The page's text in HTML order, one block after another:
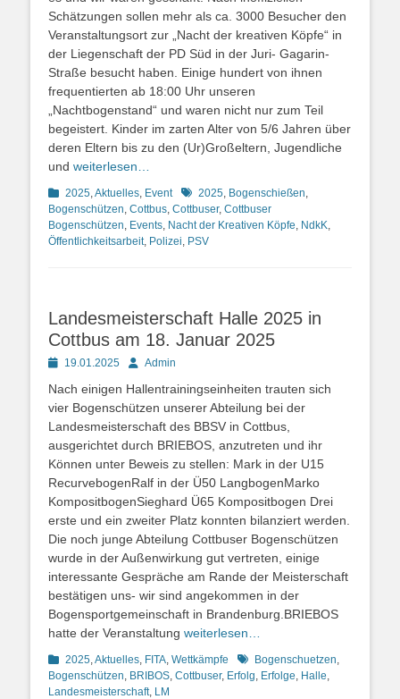
Schätzungen sollen mehr als ca. 3000 Besucher den
Veranstaltungsort zur „Nacht der kreativen Köpfe“ in
der Liegenschaft der PD Süd in der Juri- Gagarin-
Straße besucht haben. Einige hundert von ihnen
frequentierten ab 18:00 Uhr unseren
„Nachtbogenstand“ und waren nicht nur zum Teil
begeistert. Kinder im zarten Alter von 5/6 Jahren über
deren Eltern bis zu den (Ur)Großeltern, Jugendliche
und weiterlesen…
Kategorien
2025,Aktuelles, Event Schlagworte
2025, Bogenschießen,
Bogenschützen, Cottbus, Cottbuser, Cottbuser
Bogenschützen, Events, Nacht der Kreativen Köpfe, NdkK,
Öffentlichkeitsarbeit, Polizei, PSV
Landesmeisterschaft Halle 2025 in
Cottbus am 18. Januar 2025
Posted19.01.2025 AutorAdmin
Nach einigen Hallentrainingseinheiten trauten sich
vier Bogenschützen unserer Abteilung bei der
Landesmeisterschaft des BBSV in Cottbus,
ausgerichtet durch BRIEBOS, anzutreten und ihr
Können unter Beweis zu stellen: Mark in der U15
RecurvebogenRalf in der Ü50 LangbogenMarko
KompositbogenSieghard Ü65 Kompositbogen Drei
erste und ein zweiter Platz konnten bilanziert werden.
Die noch junge Abteilung Cottbuser Bogenschützen
wurde in der Außenwirkung gut vertreten, einige
interessante Gespräche am Rande der Meisterschaft
bestätigen uns- wir sind angekommen in der
Bogensportgemeinschaft in Brandenburg.BRIEBOS
hatte der Veranstaltung weiterlesen…
Kategorien
2025,Aktuelles, FITA, Wettkämpfe Schlagworte
Bogenschuetzen,
Bogenschützen, BRIBOS, Cottbuser, Erfolg, Erfolge, Halle,
Landesmeisterschaft, LM